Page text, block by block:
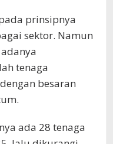
prinsipnya
sektor. Namun
tenaga
besaran
ada 28 tenaga